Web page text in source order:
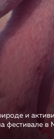
и
фестивале в